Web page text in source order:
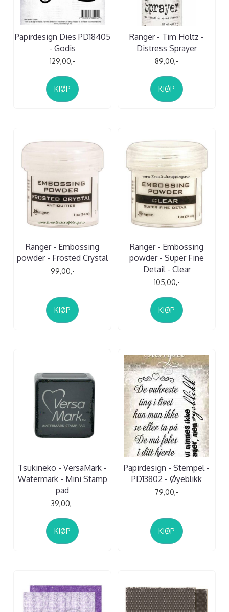
Papirdesign Dies PD18405
- Godis
129,00,-
KJØP
Ranger - Tim Holtz -
Distress Sprayer
89,00,-
KJØP
Ranger - Embossing
powder - Frosted Crystal
99,00,-
KJØP
Ranger - Embossing
powder - Super Fine
Detail - Clear
105,00,-
KJØP
Tsukineko - VersaMark -
Watermark - Mini Stamp
pad
39,00,-
KJØP
Papirdesign - Stempel -
PD13802 - Øyeblikk
79,00,-
KJØP